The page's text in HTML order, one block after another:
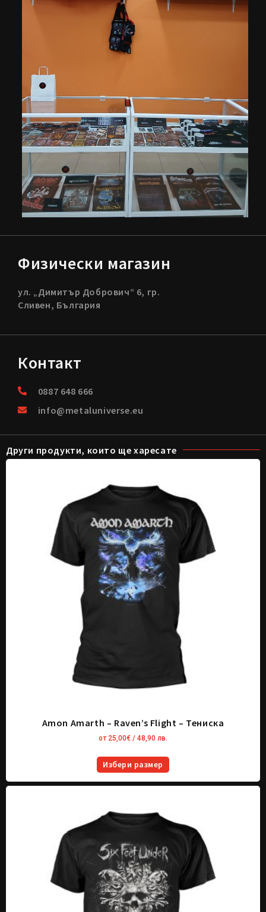
Физически магазин
ул. „Димитър Добрович“ 6, гр.
Сливен, България
Контакт
0887 648 666
info@metaluniverse.eu
Други продукти, които ще харесате
Amon Amarth – Raven’s Flight – Тениска
от 25,00€ / 48,90 лв.
Избери размер